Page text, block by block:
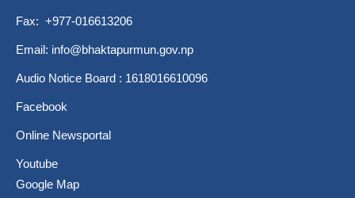
Fax: +977-016613206
Email: info@bhaktapurmun.gov.np
Audio Notice Board : 1618016610096
Facebook
Online Newsportal
Youtube
Google Map